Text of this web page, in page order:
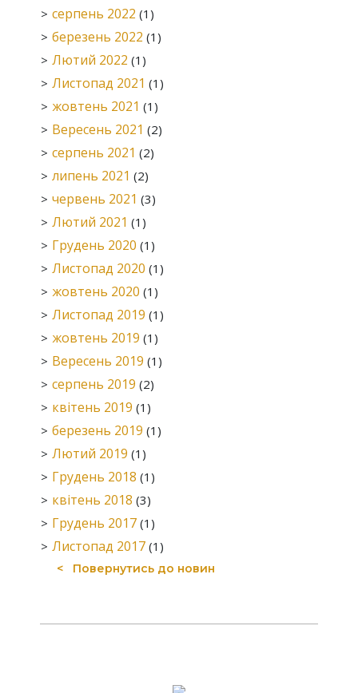
серпень 2022 (1)
березень 2022 (1)
Лютий 2022 (1)
Листопад 2021 (1)
жовтень 2021 (1)
Вересень 2021 (2)
серпень 2021 (2)
липень 2021 (2)
червень 2021 (3)
Лютий 2021 (1)
Грудень 2020 (1)
Листопад 2020 (1)
жовтень 2020 (1)
Листопад 2019 (1)
жовтень 2019 (1)
Вересень 2019 (1)
серпень 2019 (2)
квітень 2019 (1)
березень 2019 (1)
Лютий 2019 (1)
Грудень 2018 (1)
квітень 2018 (3)
Грудень 2017 (1)
Листопад 2017 (1)
Повернутись до новин